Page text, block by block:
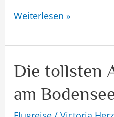
Weiterlesen »
Die tollsten
am Bodensee
Die
Ausflugsziele